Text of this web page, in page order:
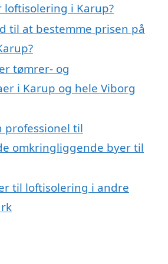
loftisolering i Karup?
til at bestemme prisen på
tømrer- og
i Karup og hele Viborg
professionel til
omkringliggende byer til
til loftisolering i andre